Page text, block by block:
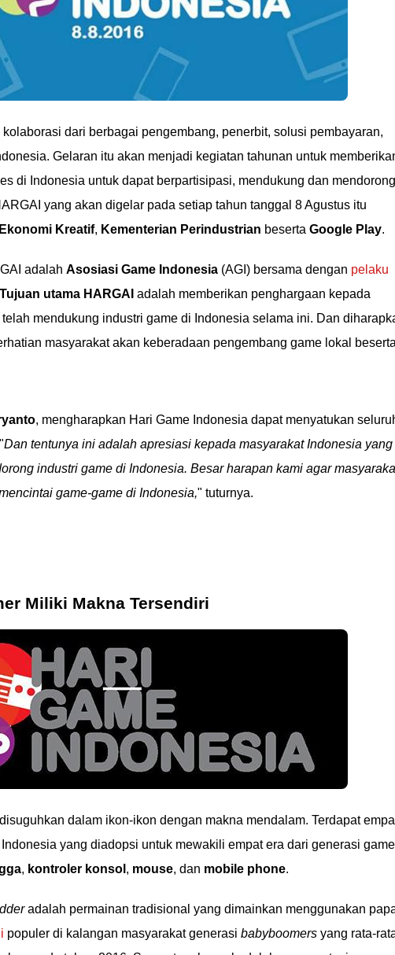
kolaborasi dari berbagai pengembang, penerbit, solusi pembayaran,
Gelaran itu akan menjadi kegiatan tahunan untuk
di Indonesia untuk dapat berpartisipasi, mendukung dan mendorong
yang akan digelar pada setiap tahun tanggal 8 Agustus itu
Kreatif, Kementerian Perindustrian beserta Google Play.
adalah Asosiasi Game Indonesia (AGI) bersama dengan pelaku
Tujuan utama HARGAI adalah memberikan penghargaan kepada
mendukung industri game di Indonesia selama ini. Dan
masyarakat akan keberadaan pengembang game lokal
, mengharapkan Hari Game Indonesia dapat menyatukan
Dan tentunya ini adalah apresiasi kepada masyarakat Indonesia yang
industri game di Indonesia. Besar harapan kami agar
game-game di Indonesia," tuturnya.
Miliki Makna Tersendiri
dalam ikon-ikon dengan makna mendalam. Terdapat
yang diadopsi untuk mewakili empat era dari generasi
, kontroler konsol , mouse, dan mobile phone.
adalah permainan tradisional yang dimainkan menggunakan
populer di kalangan masyarakat generasi babyboomers yang rata-